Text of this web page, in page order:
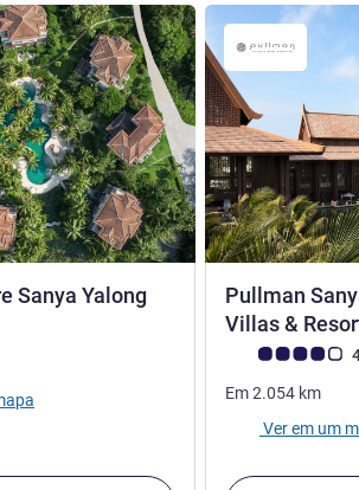
Sanya Yalong
Pullman
Villas &
Nota clientes
Em2.054 km
Ver em um